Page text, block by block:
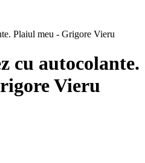
cu autocolante.
Vieru